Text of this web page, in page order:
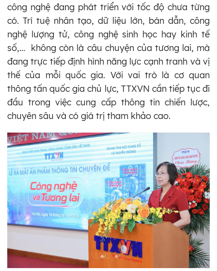
công nghệ đang phát triển với tốc độ chưa từng
có. Trí tuệ nhân tạo, dữ liệu lớn, bán dẫn, công
nghệ lượng tử, công nghệ sinh học hay kinh tế
số,... không còn là câu chuyện của tương lai, mà
đang trực tiếp định hình năng lực cạnh tranh và vị
thế của mỗi quốc gia. Với vai trò là cơ quan
thông tấn quốc gia chủ lực, TTXVN cần tiếp tục đi
đầu trong việc cung cấp thông tin chiến lược,
chuyên sâu và có giá trị tham khảo cao.